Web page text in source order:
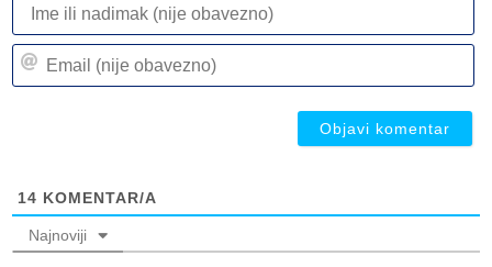
14 KOMENTAR/A
Najnoviji